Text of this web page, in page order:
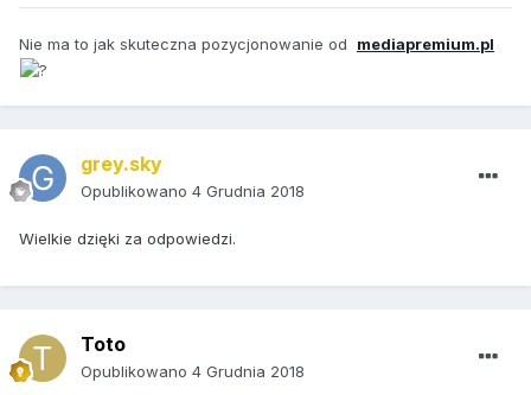
Nie ma to jak skuteczna pozycjonowanie od mediapremium.pl
grey.sky
Opublikowano 4 Grudnia 2018
Wielkie dzięki za odpowiedzi.
Toto
Opublikowano 4 Grudnia 2018